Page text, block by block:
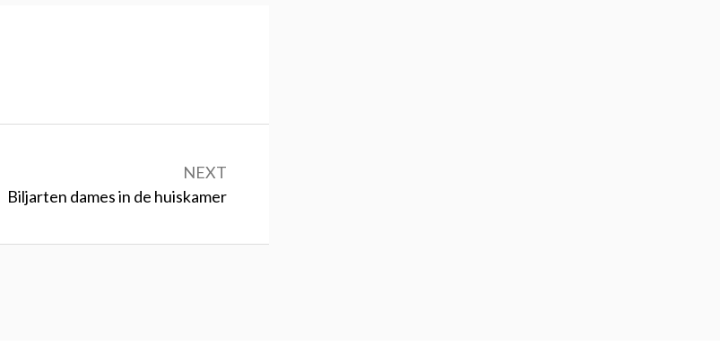
NEXT
Next:
Biljarten dames in de huiskamer